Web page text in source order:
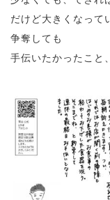
だけど大きくなって
争奪しても
手伝いたかったこと